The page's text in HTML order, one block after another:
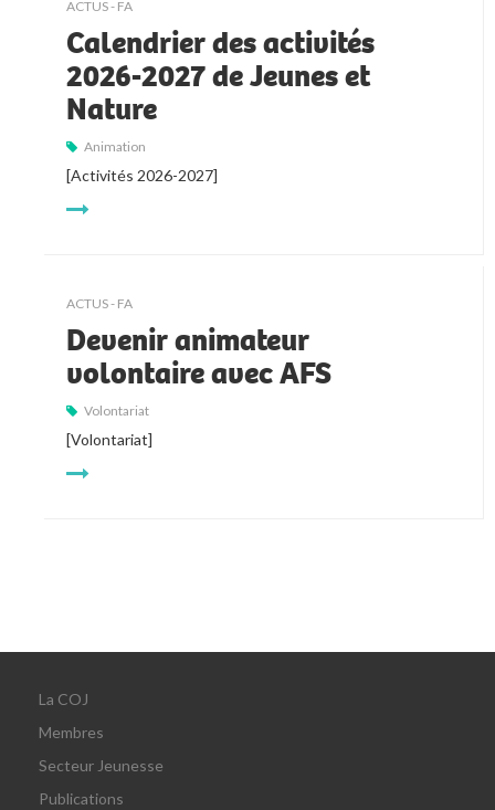
ACTUS - FA
Calendrier des activités
2026-2027 de Jeunes et
Nature
Animation
[Activités 2026-2027]
ACTUS - FA
Devenir animateur
volontaire avec AFS
Volontariat
[Volontariat]
La COJ
Membres
Secteur Jeunesse
Publications